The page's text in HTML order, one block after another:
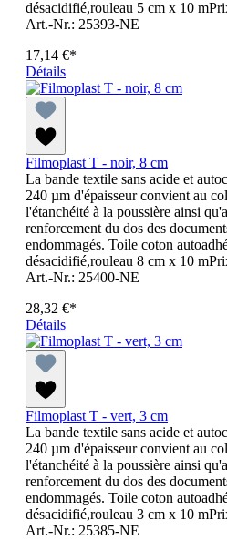
désacidifié,rouleau 5 cm x 10
Art.-Nr.: 25393-NE
17,14 €*
Détails
Filmoplast T - noir, 8 cm
La bande textile sans acide et
240 µm d'épaisseur convient au
l'étanchéité à la poussière ainsi
renforcement du dos des
endommagés. Toile coton
désacidifié,rouleau 8 cm x 10
Art.-Nr.: 25400-NE
28,32 €*
Détails
Filmoplast T - vert, 3 cm
La bande textile sans acide et
240 µm d'épaisseur convient au
l'étanchéité à la poussière ainsi
renforcement du dos des
endommagés. Toile coton
désacidifié,rouleau 3 cm x 10
Art.-Nr.: 25385-NE